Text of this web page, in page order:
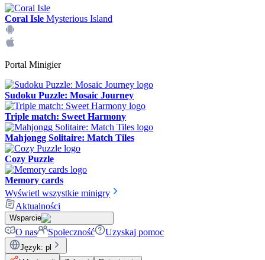
Coral Isle Mysterious Island
Portal Minigier
Sudoku Puzzle: Mosaic Journey
Triple match: Sweet Harmony
Mahjongg Solitaire: Match Tiles
Cozy Puzzle
Memory cards
Wyświetl wszystkie minigry
Aktualności
Wsparcie
O nas Społeczność Uzyskaj pomoc
Język: pl